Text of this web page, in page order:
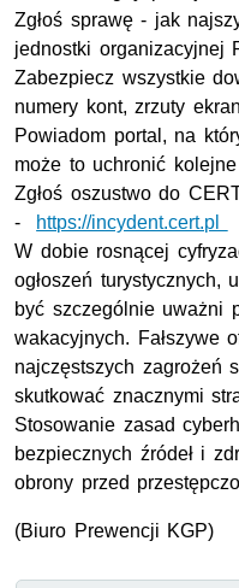
Zgłoś sprawę - jak
jednostki organizacyjnej
Zabezpiecz wszystkie
numery kont, zrzuty
Powiadom portal, na
może to uchronić kolejne
Zgłoś oszustwo do
-
https://incydent.cert.pl
W dobie rosnącej
ogłoszeń turystycznych,
być szczególnie uważni
wakacyjnych. Fałszywe
najczęstszych zagrożeń
skutkować znacznymi
Stosowanie zasad
bezpiecznych źródeł i
obrony przed
(Biuro Prewencji KGP)